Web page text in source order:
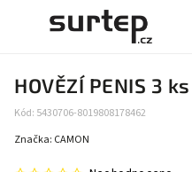
HOVĚZÍ PENIS 3
Kód: 5430706-8019808178462
Značka: CAMON